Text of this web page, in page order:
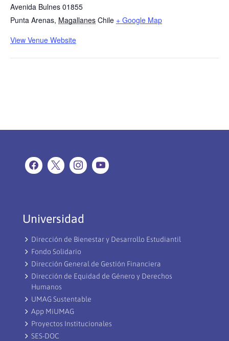
Avenida Bulnes 01855
Punta Arenas, Magallanes Chile + Google Map
View Venue Website
Universidad
Dirección de Bienestar y Desarrollo Estudiantil
Fondo Solidario
Dirección General de Gestión Financiera
Dirección de Equidad de Género y Derechos
Humanos
UMAG Sustentable
App MiUMAG
Proyectos Institucionales
SES-DOC